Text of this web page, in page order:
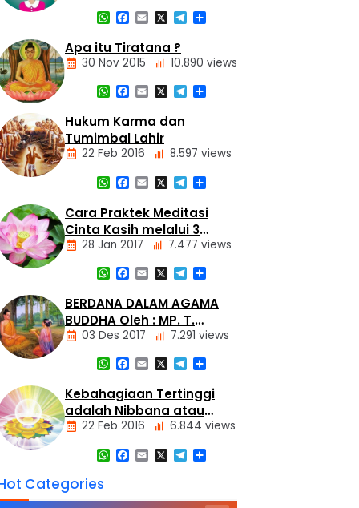
Tempat
Buddhis
Berita
Daerah
Nasional
Panti
Asuhan
WhatsApp
Facebook
Email
X Telegram
Share
Dasar
Agama
Buddha
Tiga
Mustika
Apa itu Tiratana ?
30 Nov 2015 10.890 views
WhatsApp
Facebook
Email
X Telegram
Share
Dasar
Agama
Buddha
Hukum
Kamma
lahir
Hukum Karma dan
Tumimbal Lahir
22 Feb 2016 8.597 views
WhatsApp
Facebook
Email
X Telegram
Share
Meditasi
Cara Praktek Meditasi
Cinta Kasih melalui 3
Metode
28 Jan 2017 7.477 views
WhatsApp
Facebook
Email
X Telegram
Share
BERDANA DALAM AGAMA
BUDDHA Oleh : MP. T.
Harmanto
03 Des 2017 7.291 views
WhatsApp
Facebook
Email
X Telegram
Share
Dasar
Kebahagiaan Tertinggi
adalah Nibbana atau
Nirvana
22 Feb 2016 6.844 views
WhatsApp
Facebook
Email
X Telegram
Share
Categories